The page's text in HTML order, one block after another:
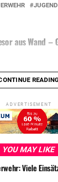
JUGEND
aus Wand –
–
ADVERTISEMENT
YOU MAY LIKE
Viele